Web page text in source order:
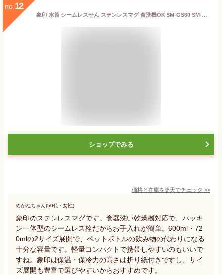
no. 12
象印 水筒 シームレスせん ステンレスマグ 食洗機OK SM-GS60 SM-GS72 保温 保冷 600ml 720ml マグボトル お手入れ簡単 ブラック ホワイト グリーン パープル 子ども 中学生 高校生 大人 女性 男性 ギフト プレゼント 純正品 メーカー保証対応 メーカー様お取引あり
ショップでみる
価格と在庫を楽天でチェック >>
めがねちゃん(50代・女性)
象印のステンレスマグです。食器洗い乾燥機対応で、パッキ
ン一体型のシームレス栓だからお手入れが簡単。600ml・72
0mlの2サイズ展開で、ペットボトルの飲み物の代わりになる
十分な容量です。軽量コンパクトで携帯しやすいのもいいで
すね。象印は保温・保冷力の高さは折り紙付きですし、サイ
ズ展開も豊富で選びやすいからおすすめです。